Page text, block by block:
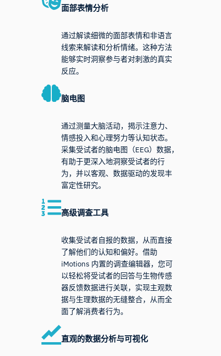
面部表情分析
通过解读细微的面部表情和非语言
线索来解读和分析情绪。这种方法
能够实时洞察参与者对刺激的真实
反应。
脑电图
通过测量大脑活动，揭示注意力、
情感投入和心理努力等认知状态。
采集受试者的脑电图（EEG）数据，
有助于更深入地洞察受试者的行
为，并以客观、数据驱动的发现丰
富定性研究。
高级调查工具
收集受试者自报的数据，从而直接
了解他们的认知和偏好。借助
iMotions 内置的调查编辑器，您可
以轻松将受试者的回答与生物传感
器反馈数据进行关联，实现主观数
据与生理数据的无缝整合，从而全
面了解消费者行为。
直观的数据分析与可视化